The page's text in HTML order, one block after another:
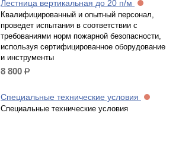
Лестница вертикальная до 20 п/м
Квалифицированный и опытный персонал,
проведет испытания в соответствии с
требованиями норм пожарной безопасности,
используя сертифицированное оборудование
и инструменты
8 800 р.
Специальные технические условия
Специальные технические условия